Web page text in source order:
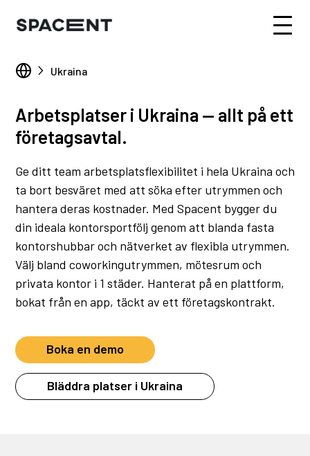
Ukraina
Arbetsplatser i Ukraina — allt på ett
företagsavtal.
Ge ditt team arbetsplatsflexibilitet i hela Ukraina och
ta bort besväret med att söka efter utrymmen och
hantera deras kostnader. Med Spacent bygger du
din ideala kontorsportfölj genom att blanda fasta
kontorshubbar och nätverket av flexibla utrymmen.
Välj bland coworkingutrymmen, mötesrum och
privata kontor i 1 städer. Hanterat på en plattform,
bokat från en app, täckt av ett företagskontrakt.
Boka en demo
Bläddra platser i Ukraina